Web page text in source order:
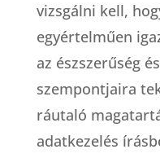
vizsgálni kell,
egyértelműen
az észszerűség
szempontjaira
ráutaló
adatkezelés